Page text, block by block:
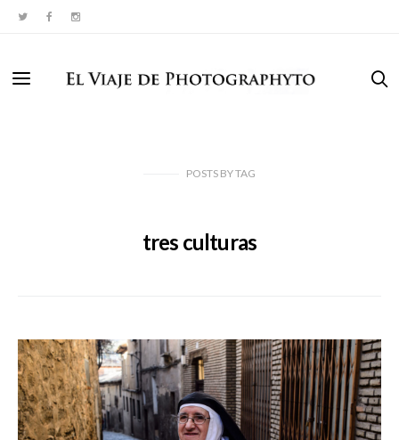
POSTS BYTAG
tres culturas